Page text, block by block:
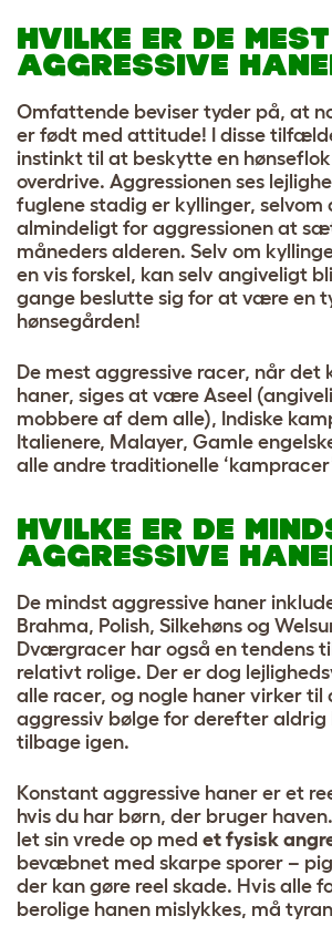
HVILKE ER DE MEST
AGGRESSIVE
Omfattende beviser tyder på, at
er født med attitude! I disse
instinkt til at beskytte en
overdrive. Aggressionen ses
fuglene stadig er kyllinger, selvom
almindeligt for aggressionen at
måneders alderen. Selv om
en vis forskel, kan selv angiveligt
gange beslutte sig for at være en
hønsegården!
De mest aggressive racer, når det
haner, siges at være Aseel
mobbere af dem alle), Indiske
Italienere, Malayer, Gamle
alle andre traditionelle
HVILKE ER DE
AGGRESSIVE
De mindst aggressive haner
Brahma, Polish, Silkehøns og
Dværgracer har også en tendens
relativt rolige. Der er dog
alle racer, og nogle haner virker til
aggressiv bølge for derefter
tilbage igen.
Konstant aggressive haner er et
hvis du har børn, der bruger
let sin vrede op med et fysisk
bevæbnet med skarpe sporer –
der kan gøre reel skade. Hvis alle
berolige hanen mislykkes, må